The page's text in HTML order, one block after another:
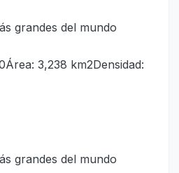
3,238 km2Densidad: